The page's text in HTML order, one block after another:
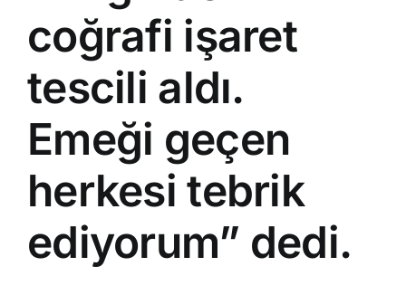
coğrafi işaret
tescili aldı.
Emeği geçen
herkesi tebrik
ediyorum” dedi.